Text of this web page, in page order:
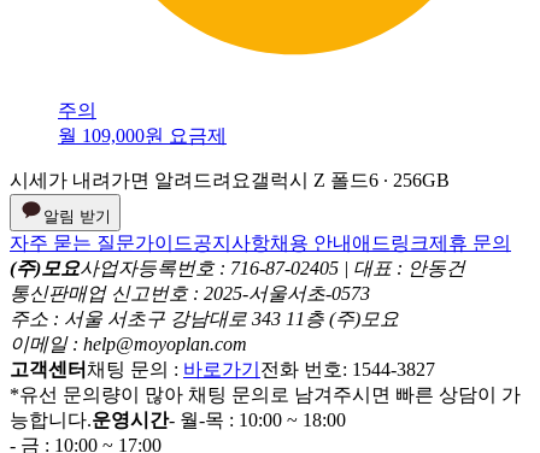
주의
월 109,000원 요금제
시세가 내려가면 알려드려요갤럭시 Z 폴드6 ∙ 256GB
알림 받기
자주 묻는 질문가이드공지사항채용 안내 애드링크제휴 문의
(주)모요사업자등록번호 : 716-87-02405 | 대표 : 안동건
통신판매업 신고번호 : 2025-서울서초-0573
주소 : 서울 서초구 강남대로 343 11층 (주)모요
이메일 : help@moyoplan.com
고객센터 채팅 문의 : 바로가기 전화 번호: 1544-3827
*유선 문의량이 많아 채팅 문의로 남겨주시면 빠른 상담이 가
능합니다.운영시간- 월-목 : 10:00 ~ 18:00
- 금 : 10:00 ~ 17:00